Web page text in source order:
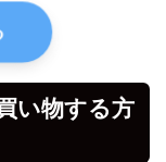
い物する方